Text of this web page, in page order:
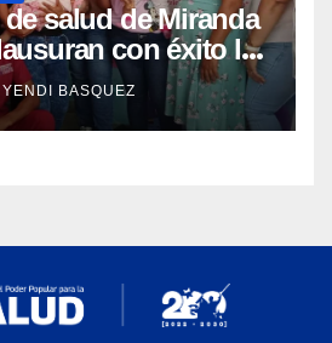
salud de Miranda
con éxito la
de la Lactancia
YENDI BASQUEZ